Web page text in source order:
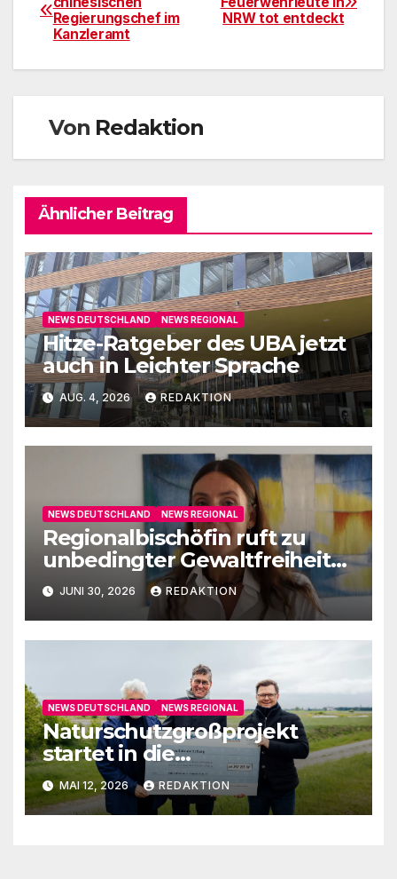
NRW tot entdeckt
Regierungschef im
Kanzleramt
Von Redaktion
Ähnlicher Beitrag
NEWS DEUTSCHLAND NEWS REGIONAL
Hitze-Ratgeber des UBA jetzt
auch in Leichter Sprache
AUG. 4, 2026 REDAKTION
NEWS DEUTSCHLAND NEWS REGIONAL
Regionalbischöfin ruft zu
unbedingter Gewaltfreiheit
aufJUNI 30, 2026 REDAKTION
NEWS DEUTSCHLAND NEWS REGIONAL
Naturschutzgroßprojekt
startet in die
Umsetzungsphase
MAI 12, 2026 REDAKTION